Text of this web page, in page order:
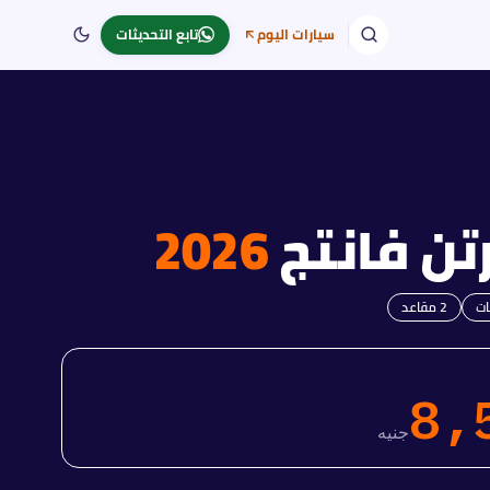
سيارات اليوم تابع التحديثات
فانتج2026
2مقاعد
جنيه